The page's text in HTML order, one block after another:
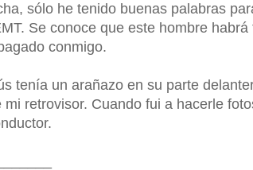
sólo he tenido buenas palabras
Se conoce que este hombre habrá
conmigo.
tenía un arañazo en su parte
retrovisor. Cuando fui a hacerle